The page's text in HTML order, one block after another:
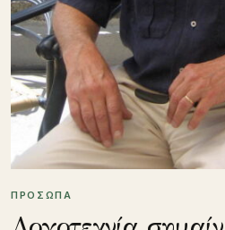
ΠΡΟΣΩΠΑ